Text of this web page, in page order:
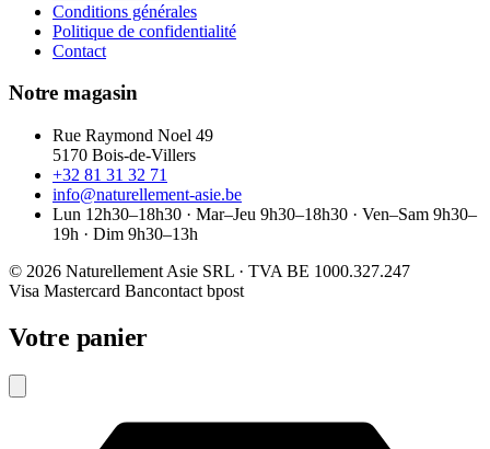
Conditions générales
Politique de confidentialité
Contact
Notre magasin
Rue Raymond Noel 49
5170 Bois-de-Villers
+32 81 31 32 71
info@naturellement-asie.be
Lun 12h30–18h30 · Mar–Jeu 9h30–18h30 · Ven–Sam 9h30–
19h · Dim 9h30–13h
© 2026 Naturellement Asie SRL · TVA BE 1000.327.247
Visa Mastercard Bancontact bpost
Votre panier